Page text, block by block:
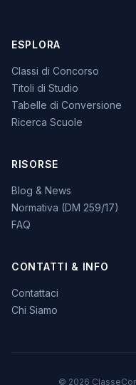
ESPLORA
Classi di Concorso
Titoli di Studio
Tabelle di Conversione
Ricerca Scuole
RISORSE
Blog & News
Normativa (DM 259/17)
FAQ
CONTATTI & INFO
Contattaci
Chi Siamo
© 2026